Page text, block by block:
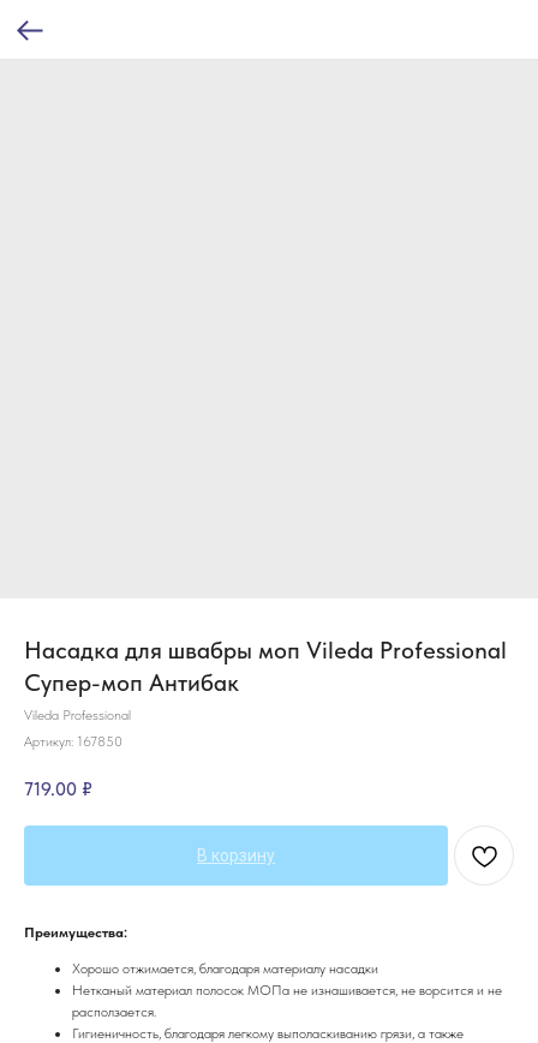
Насадка для швабры моп Vileda Professional
Супер-моп Антибак
Vileda Professional
Артикул: 167850
719.00 ₽
В корзину
Преимущества:
Хорошо отжимается, благодаря материалу насадки
Нетканый материал полосок МОПа не изнашивается, не ворсится и не
расползается.
Гигиеничность, благодаря легкому выполаскиванию грязи, а также